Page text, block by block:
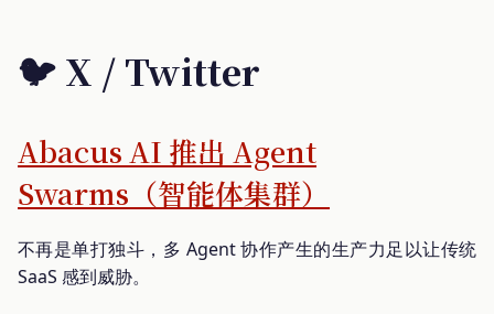
🐦 X / Twitter
Abacus AI 推出 Agent
Swarms（智能体集群）
不再是单打独斗，多 Agent 协作产生的生产力足以让传统
SaaS 感到威胁。